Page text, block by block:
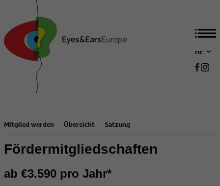
DE
EN
Mitglied werden Übersicht Satzung
Fördermitgliedschaften
ab €3.590 pro Jahr*